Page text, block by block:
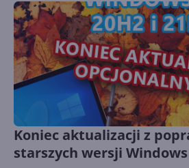
Koniec aktualizacji z
starszych wersji Windows